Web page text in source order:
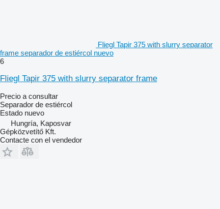
Fliegl Tapir 375 with slurry separator
frame separador de estiércol nuevo
6
Fliegl Tapir 375 with slurry separator frame
Precio a consultar
Separador de estiércol
Estado nuevo
Hungría, Kaposvar
Gépközvetítő Kft.
Contacte con el vendedor